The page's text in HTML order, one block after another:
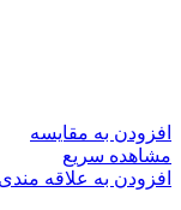
افزودن به مقایسه
مشاهده سریع
افزودن به علاقه مندی